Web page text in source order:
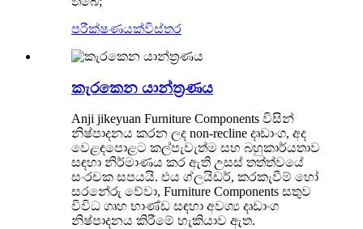
පරීක්ෂණයක්විස්තර
කැරකෙන යාන්ත්‍රණය
Anji jikeyuan Furniture Components විසින්
නිෂ්පාදනය කරන ලද non-recline දෘඩාංග, අද
වෙළඳපොළට කල්පැවැත්ම සහ බහුකාර්යතාව
සඳහා නිර්මාණය කර ඇති උසස් තත්ත්වයේ
සංරචක සපයයි. එය ග්ලයිඩර්, කරකැවීම් හෝ
සරනේරු වේවා, Furniture Components සතුව
විවිධ ගෘහ භාණ්ඩ සඳහා අවශ්‍ය දෘඩාංග
නිෂ්පාදනය කිරීමේ හැකියාව ඇත.